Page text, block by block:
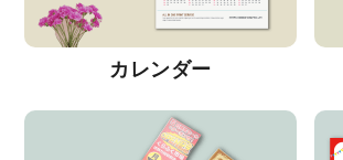
カレンダー